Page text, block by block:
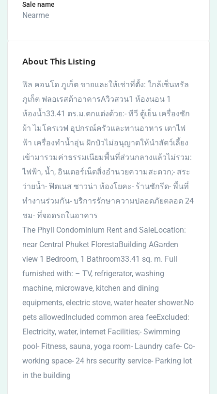
Sale name
Nearme
About This Listing
ฟิล คอนโด ภูเก็ต ขายและให้เช่าที่ตั้ง: ใกล้เซ็นทรัล
ภูเก็ต ฟลอเรสต้าอาคารAวิวสวน1 ห้องนอน 1
ห้องน้ำ33.41 ตร.ม.ตกแต่งด้วย:- ทีวี ตู้เย็น เครื่องซัก
ผ้า ไมโครเวฟ อุปกรณ์ครัวและทานอาหาร เตาไฟ
ฟ้า เครื่องทำน้ำอุ่น ฝักบัวไม่อนุญาตให้นำสัตว์เลี้ยง
เข้ามารวมค่าธรรมเนียมพื้นที่ส่วนกลางแล้วไม่รวม:
ไฟฟ้า, น้ำ, อินเตอร์เน็ตสิ่งอำนวยความสะดวก;- สระ
ว่ายน้ำ- ฟิตเนส ซาวน่า ห้องโยคะ- ร้านซักรีด- พื้นที่
ทำงานร่วมกัน- บริการรักษาความปลอดภัยตลอด 24
ชม- ที่จอดรถในอาคาร
The Phyll Condominium Rent and SaleLocation:
near Central Phuket FlorestaBuilding AGarden
view 1 Bedroom, 1 Bathroom33.41 sq. m. Full
furnished with: – TV, refrigerator, washing
machine, microwave, kitchen and dining
equipments, electric stove, water heater shower.No
pets allowedIncluded common area feeExcluded:
Electricity, water, internet Facilities;- Swimming
pool- Fitness, sauna, yoga room- Laundry cafe- Co-
working space- 24 hrs security service- Parking lot
in the building